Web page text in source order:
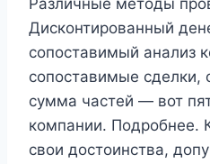
Различные методы
Дисконтированный
сопоставимый анализ
сопоставимые сделки,
сумма частей — вот
компании.
свои достоинства,